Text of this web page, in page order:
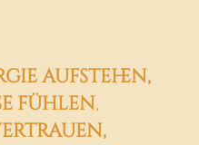
aufstehen,
fühlen,